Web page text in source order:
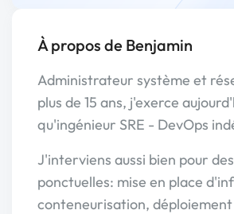
À propos de Benjamin
Administrateur système et
plus de 15 ans, j'exerce
qu'ingénieur SRE - DevOps
J'interviens aussi bien pour
ponctuelles: mise en place
conteneurisation,